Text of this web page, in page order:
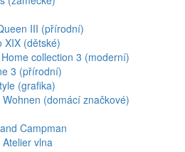
III (přírodní)
XIX (dětské)
collection 3 (moderní)
3 (přírodní)
(grafika)
(domácí značkové)
Campman
vlna